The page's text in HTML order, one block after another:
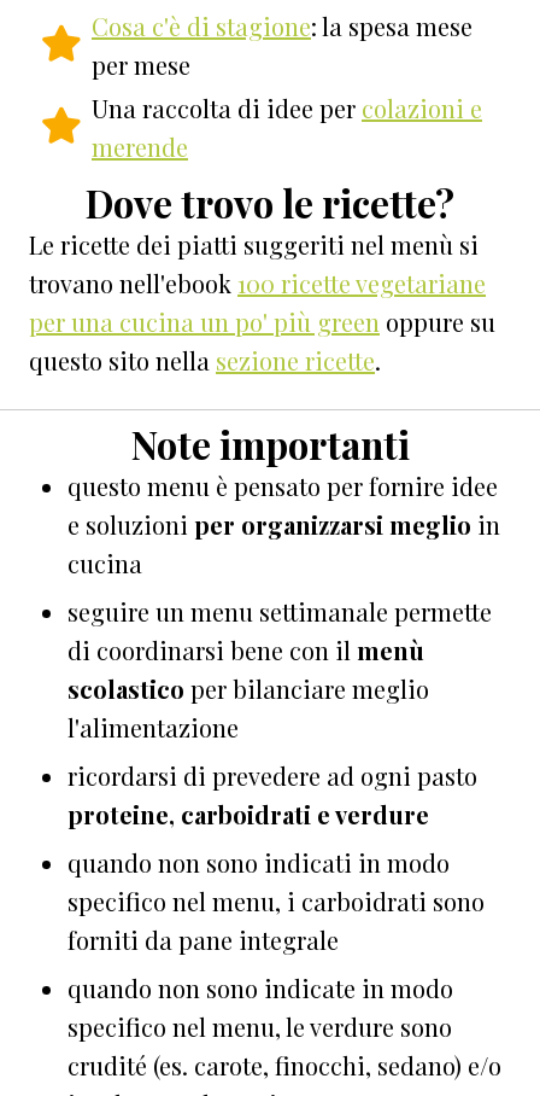
Cosa c'è di stagione: la spesa mese
per mese
Una raccolta di idee per colazioni e
merende
Dove trovo le ricette?
Le ricette dei piatti suggeriti nel menù si
trovano nell'ebook 100 ricette vegetariane
per una cucina un po' più green oppure su
questo sito nella sezione ricette.
Note importanti
questo menu è pensato per fornire idee
e soluzioni per organizzarsi meglio in
cucina
seguire un menu settimanale permette
di coordinarsi bene con il menù
scolastico per bilanciare meglio
l'alimentazione
ricordarsi di prevedere ad ogni pasto
proteine, carboidrati e verdure
quando non sono indicati in modo
specifico nel menu, i carboidrati sono
forniti da pane integrale
quando non sono indicate in modo
specifico nel menu, le verdure sono
crudité (es. carote, finocchi, sedano) e/o